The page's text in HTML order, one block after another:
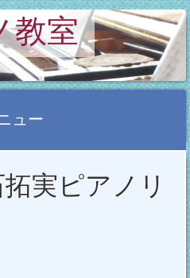
教室
ュー
実ピアノリ